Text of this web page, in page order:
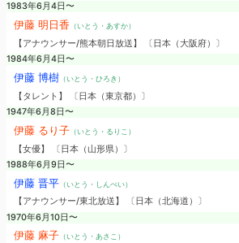
1983年6月4日〜
伊藤 明日香 （いとう・あすか）
【アナウンサー/熊本朝日放送】 〔日本（大阪府）〕
1984年6月4日〜
伊藤 博樹（いとう・ひろき）
【タレント】 〔日本（東京都）〕
1947年6月8日〜
伊藤 るり子（いとう・るりこ）
【女優】 〔日本（山形県）〕
1988年6月9日〜
伊藤 晋平（いとう・しんぺい）
【アナウンサー/東北放送】 〔日本（北海道）〕
1970年6月10日〜
伊藤 麻子（いとう・あさこ）